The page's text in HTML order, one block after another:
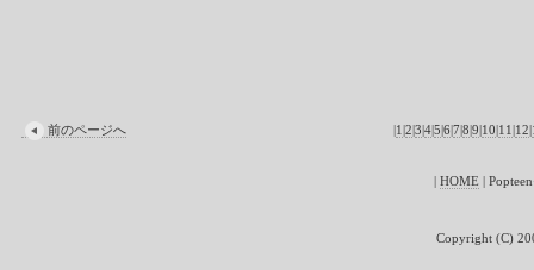
前のページへ |1|2|3|4|5|6|7|8|9|10|11|12|
| HOME |
Copyright (C)